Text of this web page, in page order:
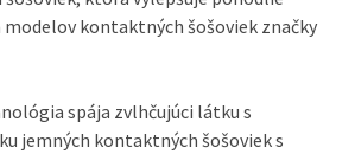
modelov kontaktných šošoviek značky
spája zvlhčujúci látku s
jemných kontaktných šošoviek s